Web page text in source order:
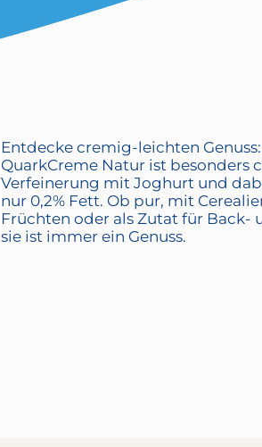
Entdecke cremig-leichten
QuarkCreme Natur ist besonders
Verfeinerung mit Joghurt und
nur 0,2% Fett. Ob pur, mit
Früchten oder als Zutat für Back-
sie ist immer ein Genuss.